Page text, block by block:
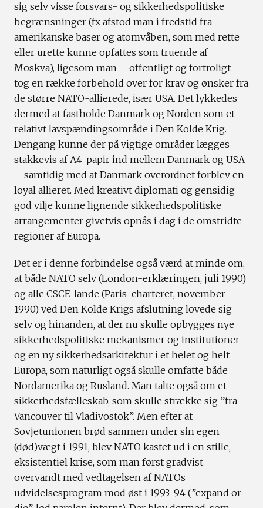
sig selv visse forsvars- og sikkerhedspolitiske
begrænsninger (fx afstod man i fredstid fra
amerikanske baser og atomvåben, som med rette
eller urette kunne opfattes som truende af
Moskva), ligesom man – offentligt og fortroligt –
tog en række forbehold over for krav og ønsker fra
de større NATO-allierede, især USA. Det lykkedes
dermed at fastholde Danmark og Norden som et
relativt lavspændingsområde i Den Kolde Krig.
Dengang kunne der på vigtige områder lægges
stakkevis af A4-papir ind mellem Danmark og USA
– samtidig med at Danmark overordnet forblev en
loyal allieret. Med kreativt diplomati og gensidig
god vilje kunne lignende sikkerhedspolitiske
arrangementer givetvis opnås i dag i de omstridte
regioner af Europa.
Det er i denne forbindelse også værd at minde om,
at både NATO selv (London-erklæringen, juli 1990)
og alle CSCE-lande (Paris-charteret, november
1990) ved Den Kolde Krigs afslutning lovede sig
selv og hinanden, at der nu skulle opbygges nye
sikkerhedspolitiske mekanismer og institutioner
og en ny sikkerhedsarkitektur i et helet og helt
Europa, som naturligt også skulle omfatte både
Nordamerika og Rusland. Man talte også om et
sikkerhedsfælleskab, som skulle strække sig ”fra
Vancouver til Vladivostok”. Men efter at
Sovjetunionen brød sammen under sin egen
(død)vægt i 1991, blev NATO kastet ud i en stille,
eksistentiel krise, som man først gradvist
overvandt med vedtagelsen af NATOs
udvidelsesprogram mod øst i 1993-94 (”expand or